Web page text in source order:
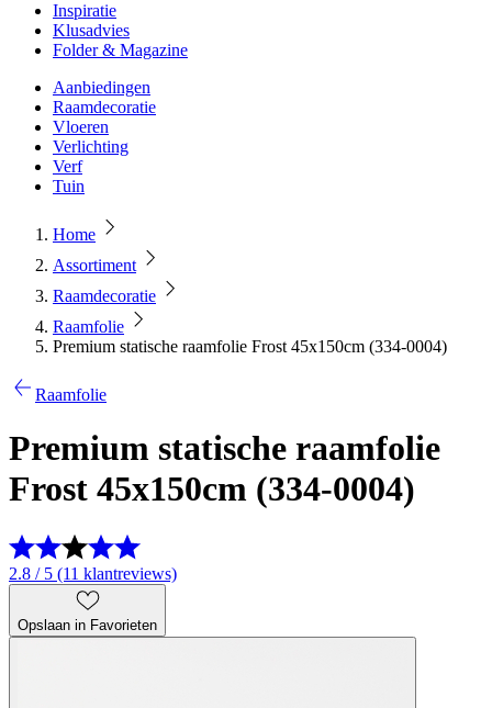
Inspiratie
Klusadvies
Folder & Magazine
Aanbiedingen
Raamdecoratie
Vloeren
Verlichting
Verf
Tuin
Home
Assortiment
Raamdecoratie
Raamfolie
Premium statische raamfolie Frost 45x150cm (334-0004)
Raamfolie
Premium statische raamfolie
Frost 45x150cm (334-0004)
2.8 / 5 (11 klantreviews)
Opslaan in Favorieten